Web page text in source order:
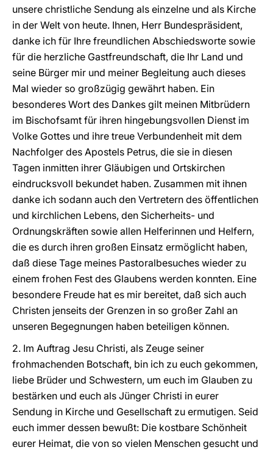
unsere christliche Sendung als einzelne und als Kirche
in der Welt von heute. Ihnen, Herr Bundespräsident,
danke ich für Ihre freundlichen Abschiedsworte sowie
für die herzliche Gastfreundschaft, die Ihr Land und
seine Bürger mir und meiner Begleitung auch dieses
Mal wieder so großzügig gewährt haben. Ein
besonderes Wort des Dankes gilt meinen Mitbrüdern
im Bischofsamt für ihren hingebungsvollen Dienst im
Volke Gottes und ihre treue Verbundenheit mit dem
Nachfolger des Apostels Petrus, die sie in diesen
Tagen inmitten ihrer Gläubigen und Ortskirchen
eindrucksvoll bekundet haben. Zusammen mit ihnen
danke ich sodann auch den Vertretern des öffentlichen
und kirchlichen Lebens, den Sicherheits- und
Ordnungskräften sowie allen Helferinnen und Helfern,
die es durch ihren großen Einsatz ermöglicht haben,
daß diese Tage meines Pastoralbesuches wieder zu
einem frohen Fest des Glaubens werden konnten. Eine
besondere Freude hat es mir bereitet, daß sich auch
Christen jenseits der Grenzen in so großer Zahl an
unseren Begegnungen haben beteiligen können.
2. Im Auftrag Jesu Christi, als Zeuge seiner
frohmachenden Botschaft, bin ich zu euch gekommen,
liebe Brüder und Schwestern, um euch im Glauben zu
bestärken und euch als Jünger Christi in eurer
Sendung in Kirche und Gesellschaft zu ermutigen. Seid
euch immer dessen bewußt: Die kostbare Schönheit
eurer Heimat, die von so vielen Menschen gesucht und